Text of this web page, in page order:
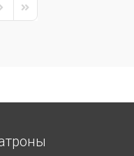
Next PageLast Page